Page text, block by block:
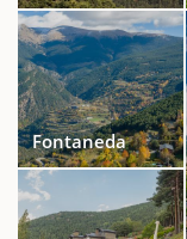
Fontaneda